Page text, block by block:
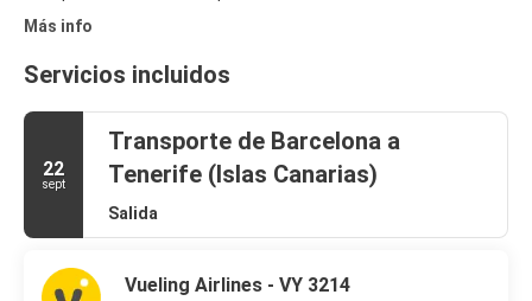
Más info
Servicios incluidos
22
sept
Transporte de Barcelona a
Tenerife (Islas Canarias)
Salida
Vueling Airlines - VY 3214